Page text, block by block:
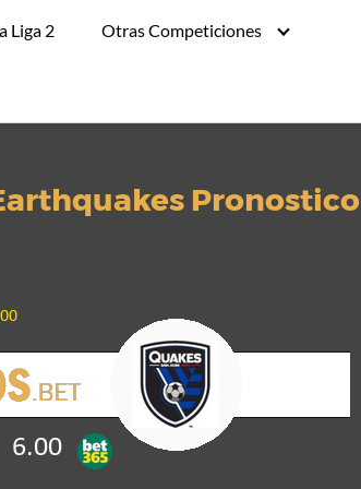
Liga 2 Otras Competiciones
Pronostico